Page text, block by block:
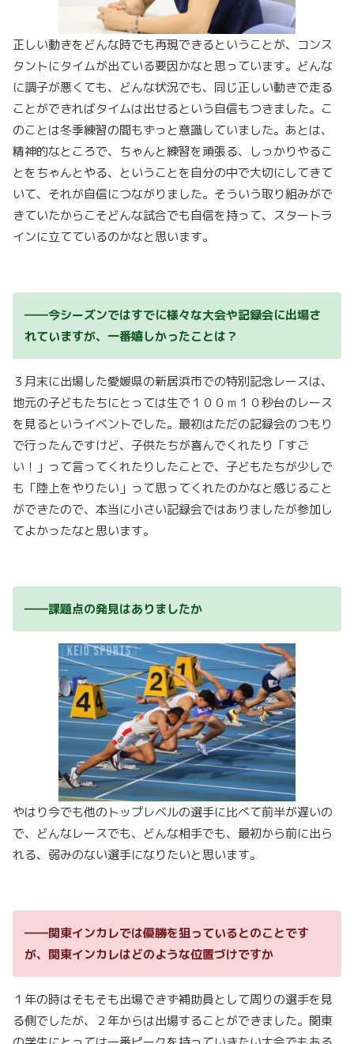
正しい動きをどんな時でも再現できるということが、コンス
タントにタイムが出ている要因かなと思っています。どんな
に調子が悪くても、どんな状況でも、同じ正しい動きで走る
ことができればタイムは出せるという自信もつきました。こ
のことは冬季練習の間もずっと意識していました。あとは、
精神的なところで、ちゃんと練習を頑張る、しっかりやるこ
とをちゃんとやる、ということを自分の中で大切にしてきて
いて、それが自信につながりました。そういう取り組みがで
きていたからこそどんな試合でも自信を持って、スタートラ
インに立てているのかなと思います。
――今シーズンではすでに様々な大会や記録会に出場さ
れていますが、一番嬉しかったことは？
３月末に出場した愛媛県の新居浜市での特別記念レースは、
地元の子どもたちにとっては生で１００ｍ１０秒台のレース
を見るというイベントでした。最初はただの記録会のつもり
で行ったんですけど、子供たちが喜んでくれたり「すご
い！」って言ってくれたりしたことで、子どもたちが少しで
も「陸上をやりたい」って思ってくれたのかなと感じること
ができたので、本当に小さい記録会ではありましたが参加し
てよかったなと思います。
――課題点の発見はありましたか
やはり今でも他のトップレベルの選手に比べて前半が遅いの
で、どんなレースでも、どんな相手でも、最初から前に出ら
れる、弱みのない選手になりたいと思います。
――関東インカレでは優勝を狙っているとのことです
が、関東インカレはどのような位置づけですか
１年の時はそもそも出場できず補助員として周りの選手を見
る側でしたが、２年からは出場することができました。関東